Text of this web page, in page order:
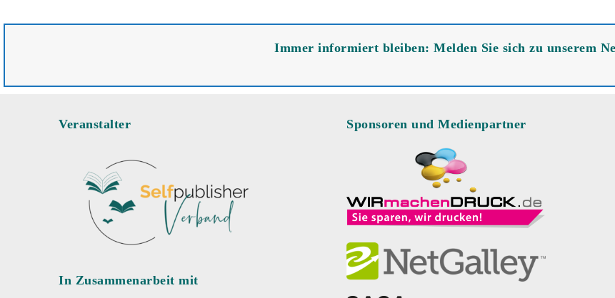
Immer informiert bleiben: Melden Sie sich zu unserem
Veranstalter
In Zusammenarbeit mit
Sponsoren und Medienpartner